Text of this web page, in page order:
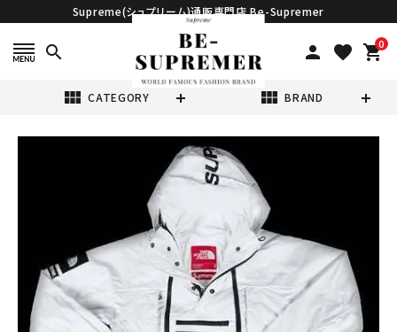
Supreme(シュプリーム)通販専門店 Be-Supremer
search person favorite 0
shopping_cart
view_module CATEGORY view_module BRAND